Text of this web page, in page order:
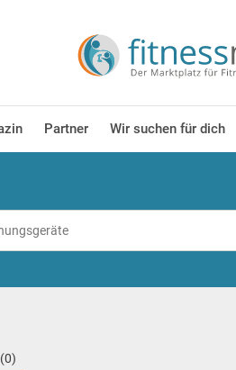
Partner Wir suchen für dich
(0)